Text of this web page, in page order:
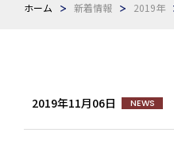
ホーム 新着情報 2019年
2019年11月06日 NEWS